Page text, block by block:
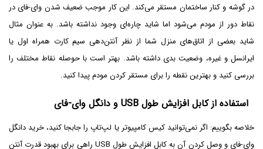
در گوشه و کنار ساختمان مستقر می‌کند. این کار موجب ضعیف شدن وای-فای در
نقاط دور از مودم می‌شود اما شاید چاره‌ای وجود نداشته باشد. به عنوان مثال
شاید بعضی از اتاق‌های منزل شما از نظر آنتن‌دهی سیم کارت همراه اول یا
ایرانسل و غیره، وضعیت بدی داشته باشد. بهتر است با حوصله نقاط مختلف را
بررسی کنید و بهترین نقطه را برای مستقر کردن مودم پیدا کنید.
استفاده از کابل افزایش طول USB و دانگل وای-فای
خلاصه بگوییم: اگر نمی‌توانید کیس کامپیوتر یا لپ‌تاپ را جابجا کنید، خرید دانگل
وای-فای و وصل کردن آن به کابل افزایش طول USB راهی برای بهبود قدرت آنتن